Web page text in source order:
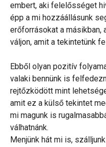
embert, aki felelősséget
épp a mi hozzáállásunk
erőforrásokat a másikban,
váljon, amit a tekintetünk
Ebből olyan pozitív
valaki bennünk is
rejtőzködött mint
amit ez a külső tekintet
mi magunk is
válhatnánk.
Menjünk hát mi is,